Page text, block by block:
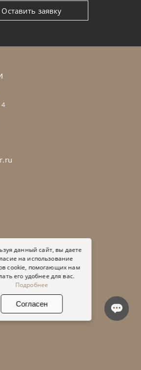
Оставить заявку
данный сайт, вы даете
на использование
cookie, помогающих нам
его удобнее для вас.
Подробнее
Согласен